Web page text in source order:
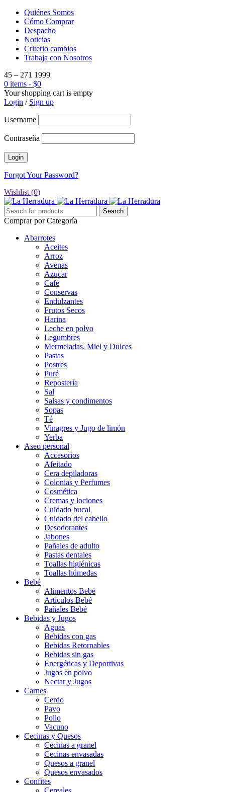
Quiénes Somos
Cómo Comprar
Despacho
Noticias
Criterio cambios
Trabaja con Nosotros
45 – 271 1999
0 items - $0
Your shopping cart is empty
Login / Sign up
Username
Contraseña
Forgot Your Password?
Wishlist (0)
Comprar por Categoría
Abarrotes
Aceites
Arroz
Avenas
Azucar
Café
Conservas
Endulzantes
Frutos Secos
Harina
Leche en polvo
Legumbres
Mermeladas, Miel y Dulces
Pastas
Postres
Puré
Repostería
Sal
Salsas y condimentos
Sopas
Té
Vinagres y Jugo de limón
Yerba
Aseo personal
Accesorios
Afeitado
Cera depiladoras
Colonias y Perfumes
Cosmética
Cremas y lociones
Cuidado bucal
Cuidado del cabello
Desodorantes
Jabones
Pañales de adulto
Pastas dentales
Toallas higiénicas
Toallas húmedas
Bebé
Alimentos Bebé
Artículos Bebé
Pañales Bebé
Bebidas y Jugos
Aguas
Bebidas con gas
Bebidas Retornables
Bebidas sin gas
Energéticas y Deportivas
Jugos en polvo
Nectar y Jugos
Carnes
Cerdo
Pavo
Pollo
Vacuno
Cecinas y Quesos
Cecinas a granel
Cecinas envasadas
Quesos a granel
Quesos envasados
Confites
Cereales